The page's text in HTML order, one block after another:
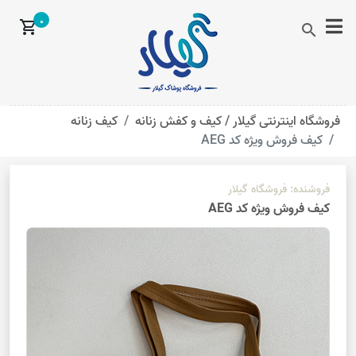
search
shopping_cart0
فروشگاه اینترنتی گیلار /کیف و کفش زنانه
کیف زنانه
کیف فروش ویژه کد AEG
فروشنده: فروشگاه گیلار
کیف فروش ویژه کد AEG